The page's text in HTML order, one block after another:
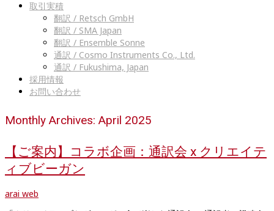
取引実積
翻訳 / Retsch GmbH
翻訳 / SMA Japan
翻訳 / Ensemble Sonne
通訳 / Cosmo Instruments Co., Ltd.
通訳 / Fukushima, Japan
採用情報
お問い合わせ
Monthly Archives: April 2025
【ご案内】コラボ企画：通訳会 x クリエイテ
ィブビーガン
arai web